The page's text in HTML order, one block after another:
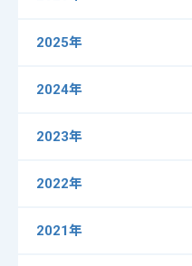
2025年
2024年
2023年
2022年
2021年